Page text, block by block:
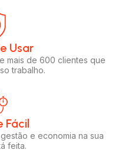
Usar​
mais de 600 clientes que
trabalho.
Fácil​
e economia na sua
feita.